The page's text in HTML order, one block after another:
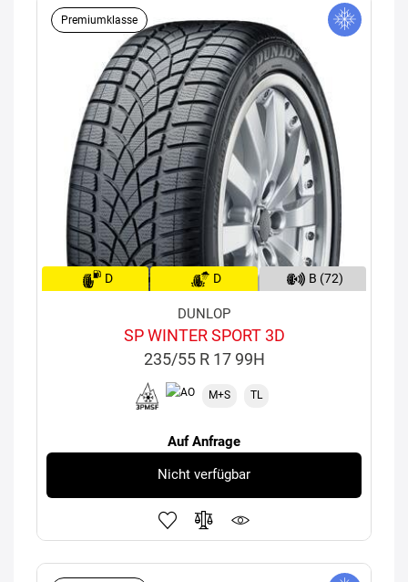
Premiumklasse
D D B (72)
DUNLOP
SP WINTER SPORT 3D
235/55 R 17 99H
M+S TL
Auf Anfrage
Nicht verfügbar